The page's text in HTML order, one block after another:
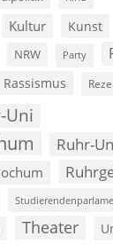
Kultur Kunst
NRW Party
Rassismus
Uni
Ruhr-
Theater